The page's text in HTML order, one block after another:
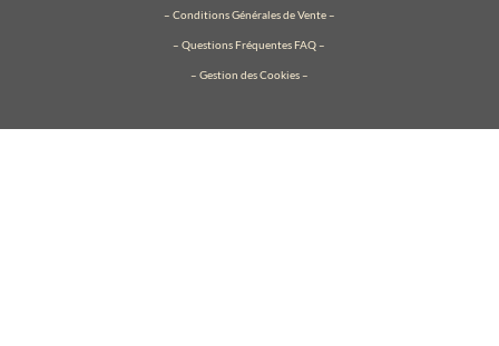
– Conditions Générales de Vente–
– Questions Fréquentes FAQ –
– Gestion des Cookies –